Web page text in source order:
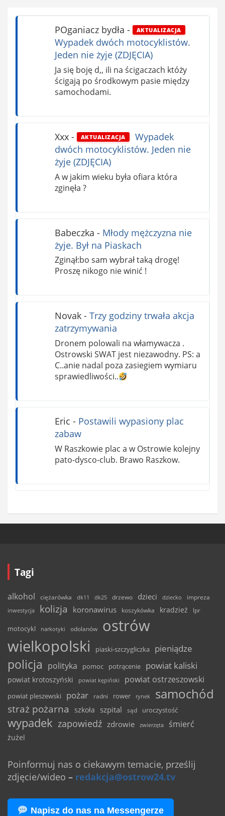
POganiacz bydła - AKTUALIZACJA
Wypadek dwóch motocyklistów.
Jeden nie żyje (ZDJĘCIA)
Ja się boję d,, ili na ścigaczach któży
ścigają po środkowym pasie między
samochodami.
Xxx- AKTUALIZACJA
Wypadek
dwóch motocyklistów. Jeden nie
żyje (ZDJĘCIA)
A w jakim wieku była ofiara która
zginęła ?
Babeczka - Młody mężczyzna nie
żyje. Był na Piaskach
Zginął:bo sam wybrał taką drogę!
Proszę nikogo nie winić !
Novak- Trzy godziny trwała akcja
zatrzymywania
Dronem polowali na włamywacza .
Ostrowski SWAT jest niezawodny. PS: a
C..anie nadal poza zasiegiem wymiaru
sprawiedliwości..
Eric - Postawili wypasiony plac
zabaw
W Raszkowie plac a w Ostrowie kolejny
pato-dysco-club. Brawo Raszkow.
Tagi
alkohol ciężarówka dk11 dk25 drzewo dzieci dziecko
impreza
inwestycja
kolizja koronawirus koszykówka kradzież lpr
motocykl narkotyki odolanów
ostrów
wielkopolski
piaski-szczygliczka pieniądze
policja polityka pomoc potrącenie powiat kaliski
powiat krotoszyński powiat kępiński powiat ostrzeszowski
powiat pleszewski pożar radni rower rynek samochód
straż pożarna szkoła szpital sąd uroczystość
wypadek zapowiedź zdrowie zwierzęta śmierć
żużel
Poinformuj nas o ciekawym temacie, prześlij
zdjęcie/wideo – redakcja@ostrow24.tv
Napisz do nas na Messengerze